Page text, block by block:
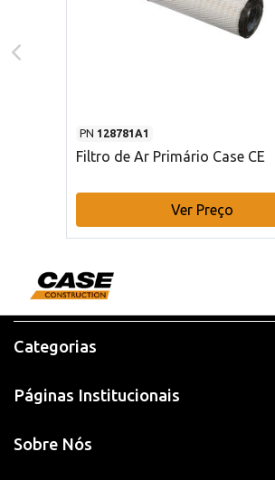
PN 128781A1
Filtro de Ar Primário Case CE
Ver Preço
Categorias
Páginas Institucionais
Sobre Nós